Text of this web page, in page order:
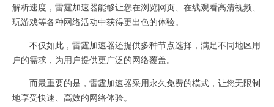
解析速度，雷霆加速器能够让您在浏览网页、在线观看高清视频、
玩游戏等各种网络活动中获得更出色的体验。
不仅如此，雷霆加速器还提供多种节点选择，满足不同地区用
户的需求，为用户提供更广泛的网络覆盖。
而最重要的是，雷霆加速器采用永久免费的模式，让您无限制
地享受快速、高效的网络体验。